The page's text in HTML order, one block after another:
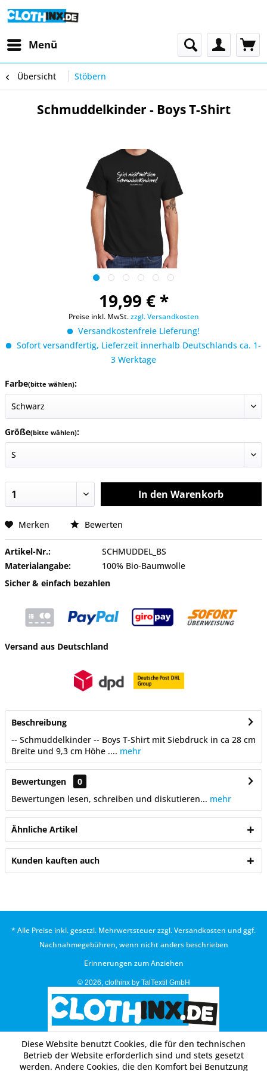
Menü
Übersicht Stöbern
Schmuddelkinder - Boys T-Shirt
19,99 € *
Preise inkl. MwSt.zzgl. Versandkosten
Versandkostenfreie Lieferung!
Sofort versandfertig, Lieferzeit innerhalb Deutschlands ca. 1-
3 Werktage
Farbe(bitte wählen):
Größe(bitte wählen):
In den Warenkorb
Merken Bewerten
Artikel-Nr.:
SCHMUDDEL_BS
Materialangabe:
100% Bio-Baumwolle
Sicher & einfach bezahlen
Versand aus Deutschland
Beschreibung
-- Schmuddelkinder -- Boys T-Shirt mit Siebdruck in ca 28 cm
Breite und 9,3 cm Höhe .... mehr
Bewertungen
0
Bewertungen lesen, schreiben und diskutieren... mehr
Ähnliche Artikel
Kunden kauften auch
* Alle Preise inkl. gesetzl. Mehrwertsteuer zzgl.Versandkosten und ggf.
Nachnahmegebühren, wenn nicht anders beschrieben
Erinnerungen zum Anziehen
© 2026, clothinx by TalTextil GmbH
Diese Website benutzt Cookies, die für den technischen
Betrieb der Website erforderlich sind und stets gesetzt
werden. Andere Cookies, die den Komfort bei Benutzung